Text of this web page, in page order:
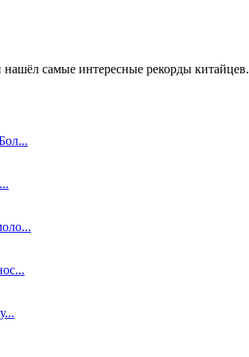
нашёл самые интересные рекорды китайцев.